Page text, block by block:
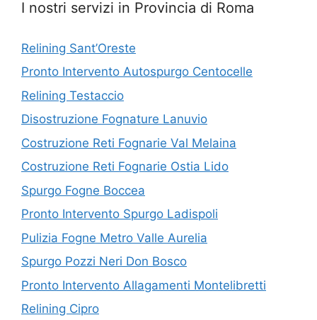
I nostri servizi in Provincia di Roma
Relining Sant’Oreste
Pronto Intervento Autospurgo Centocelle
Relining Testaccio
Disostruzione Fognature Lanuvio
Costruzione Reti Fognarie Val Melaina
Costruzione Reti Fognarie Ostia Lido
Spurgo Fogne Boccea
Pronto Intervento Spurgo Ladispoli
Pulizia Fogne Metro Valle Aurelia
Spurgo Pozzi Neri Don Bosco
Pronto Intervento Allagamenti Montelibretti
Relining Cipro